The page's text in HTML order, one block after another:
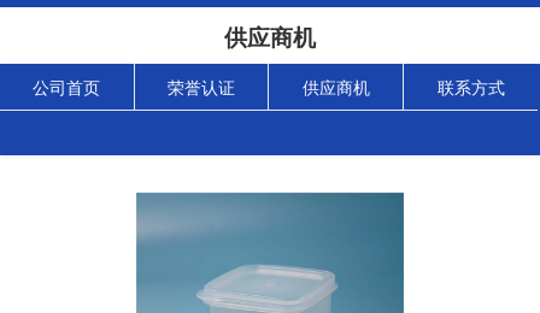
供应商机
公司首页 荣誉认证 供应商机 联系方式